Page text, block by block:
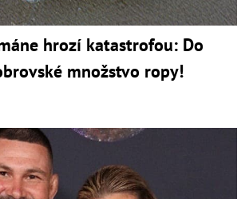
hrozí katastrofou: Do
množstvo ropy!